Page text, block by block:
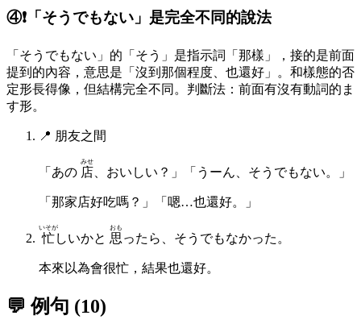
④❗️「そうでもない」是完全不同的說法
「そうでもない」的「そう」是指示詞「那樣」，接的是前面
提到的內容，意思是「沒到那個程度、也還好」。和樣態的否
定形長得像，但結構完全不同。判斷法：前面有沒有動詞的ま
す形。
📍 朋友之間
「あの 店
みせ
、おいしい？」「うーん、そうでもない。」
「那家店好吃嗎？」「嗯…也還好。」
忙
いそが
しいかと 思
おも
ったら、そうでもなかった。
本來以為會很忙，結果也還好。
💬 例句 (10)